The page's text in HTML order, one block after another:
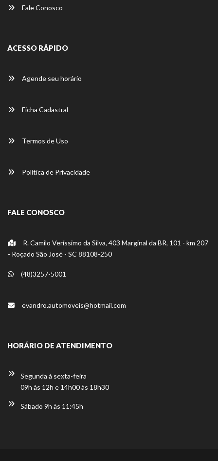
Fale Conosco
ACESSO RÁPIDO
Agende seu horário
Ficha Cadastral
Termos de Uso
Política de Privacidade
FALE CONOSCO
R. Camilo Veríssimo da Silva, 403 Marginal da BR, 101 - km 207
- Roçado São José - SC 88108-250
(48)3257-5001
evandro.automoveis@hotmail.com
HORÁRIO DE ATENDIMENTO
Segunda à sexta-feira
09h às 12h e 14h00 às 18h30
Sábado 9h às 11:45h